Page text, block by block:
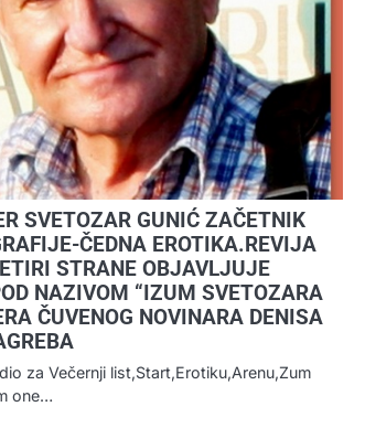
SVETOZAR GUNIĆ ZAČETNIK
ČEDNA EROTIKA.REVIJA
STRANE OBJAVLJUJE
NAZIVOM “IZUM SVETOZARA
ČUVENOG NOVINARA DENISA
za Večernji list,Start,Erotiku,Arenu,Zum
one…